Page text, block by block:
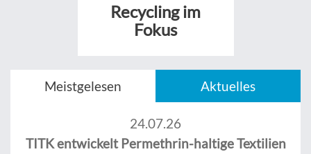
Recycling im
Fokus
Meistgelesen Aktuelles
24.07.26
TITK entwickelt Permethrin-haltige Textilien